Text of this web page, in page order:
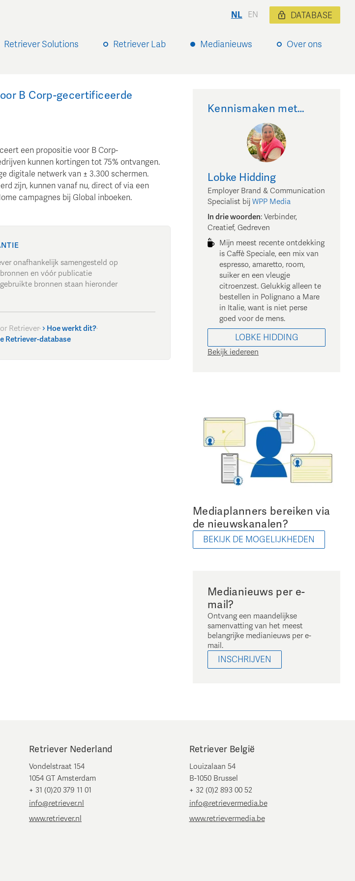
Retriever Solutions Retriever Lab Medianieuws Over ons
NL EN DATABASE
B Corp-gecertificeerde
een propositie voor B Corp-
kunnen kortingen tot 75% ontvangen.
digitale netwerk van ± 3.300 schermen.
zijn, kunnen vanaf nu, direct of via een
campagnes bij Global inboeken.
onafhankelijk samengesteld op
en vóór publicatie
bronnen staan hieronder
Retriever· Hoe werkt dit?·
Retriever-database
Kennismaken met…
Lobke Hidding
Employer Brand & Communication
Specialist bij WPP Media
In drie woorden: Verbinder,
Creatief, Gedreven
Mijn meest recente ontdekking
is Caffè Speciale, een mix van
espresso, amaretto, room,
suiker en een vleugje
citroenzest. Gelukkig alleen te
bestellen in Polignano a Mare
in Italie, want is niet perse
goed voor de mens.
LOBKE HIDDING
Bekijk iedereen
Mediaplanners bereiken via
de nieuwskanalen?
BEKIJK DE MOGELIJKHEDEN
Medianieuws per e-
mail?
Ontvang een maandelijkse
samenvatting van het meest
belangrijke medianieuws per e-
mail.
INSCHRIJVEN
Retriever Nederland
Vondelstraat 154
1054 GT Amsterdam
+ 31 (0)20 379 11 01
info@retriever.nl
www.retriever.nl
Retriever België
Louizalaan 54
B-1050 Brussel
+ 32 (0)2 893 00 52
info@retrievermedia.be
www.retrievermedia.be